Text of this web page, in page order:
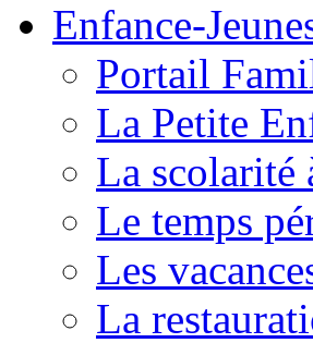
Enfance-
Portail
La Petite
La scolarité
Le temps
Les
La